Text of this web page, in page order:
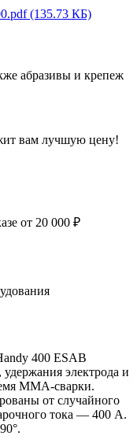
(135.73 КБ)
абразивы и крепеж
вам лучшую цену!
от 20 000 ₽
400 ESAB
электрода и
MMA-сварки.
от случайного
тока — 400 А.